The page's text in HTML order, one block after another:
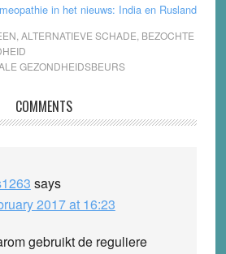
in het nieuws: India en Rusland
ALTERNATIEVE SCHADE BEZOCHTE
GEZONDHEIDSBEURS
COMMENTS
says
2017 at 16:23
gebruikt de reguliere